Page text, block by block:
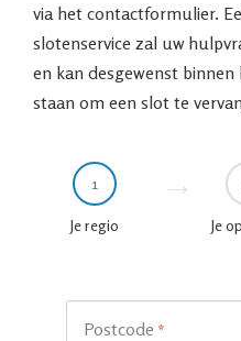
via het contactformulier.
slotenservice zal uw
en kan desgewenst
staan om een slot te
1
Je regio Je
Postcode *